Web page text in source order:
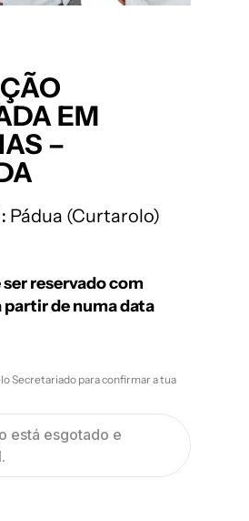
EM
–
Pádua (Curtarolo)
reservado com
partir de numa data
Secretariado para confirmar a tua
está esgotado e